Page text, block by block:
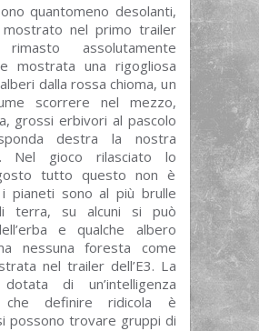
quantomeno desolanti,
nel primo trailer
assolutamente
mostrata una rigogliosa
dalla rossa chioma, un
scorrere nel mezzo,
grossi erbivori al pascolo
destra la nostra
Nel gioco rilasciato lo
tutto questo non è
pianeti sono al più brulle
terra, su alcuni si può
e qualche albero
nessuna foresta come
nel trailer dell’E3. La
di un’intelligenza
che definire ridicola è
possono trovare gruppi di